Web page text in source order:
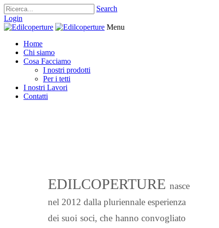
Search
Login
Menu
Home
Chi siamo
Cosa Facciamo
I nostri prodotti
Per i tetti
I nostri Lavori
Contatti
EDILCOPERTURE nasce
nel 2012 dalla pluriennale esperienza
dei suoi soci, che hanno convogliato